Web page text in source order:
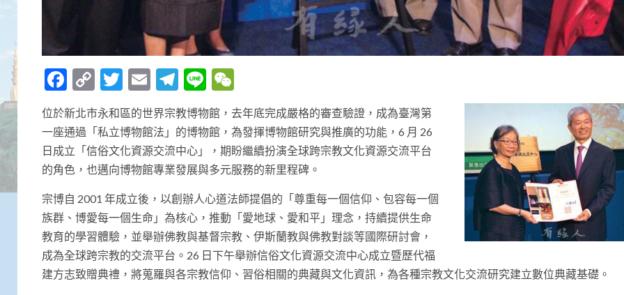
Facebook
Copy
Link
Twitter
EmailTelegram
Line
位於新北市永和區的世界宗教博物館，去年底完成嚴格的審查驗證，成為臺灣第
一座通過「私立博物館法」的博物館，為發揮博物館研究與推廣的功能，6 月 26
日成立「信俗文化資源交流中心」，期盼繼續扮演全球跨宗教文化資源交流平台
的角色，也邁向博物館專業發展與多元服務的新里程碑。
宗博自 2001 年成立後，以創辦人心道法師提倡的「尊重每一個信仰、包容每一個
族群、博愛每一個生命」為核心，推動「愛地球、愛和平」理念，持續提供生命
教育的學習體驗，並舉辦佛教與基督宗教、伊斯蘭教與佛教對談等國際研討會，
成為全球跨宗教的交流平台。26 日下午舉辦信俗文化資源交流中心成立暨歷代福
建方志致贈典禮，將蒐羅與各宗教信仰、習俗相關的典藏與文化資訊，為各種宗教文化交流研究建立數位典藏基礎。